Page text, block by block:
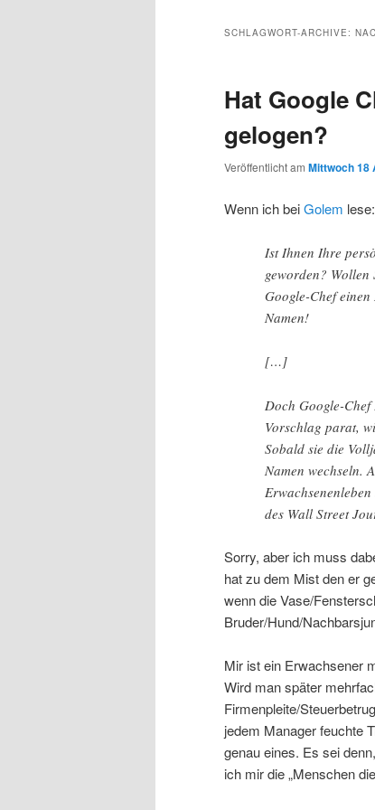
wechseln
SCHLAGWORT-ARCHIVE:
Hat Google
gelogen?
Veröffentlicht am Mittwoch 18
Wenn ich beiGolem lese:
Ist Ihnen Ihre
geworden?
Google-Chef
Namen!
[…]
Doch Google-
Vorschlag parat,
Sobald sie die
Namen wechseln.
des Wall Street
Sorry, aber ich muss
hat zu dem Mist den er
wenn die Vase/
Bruder/Hund/
Mir ist ein Erwachsener
Wird man später
Firmenpleite/
jedem Manager feuchte
genau eines. Es sei
ich mir die „Menschen